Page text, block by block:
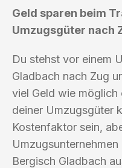
Geld sparen beim
Umzugsgüter nach
Du stehst vor einem
Gladbach nach Zug
viel Geld wie möglich
deiner Umzugsgüter
Kostenfaktor sein,
Bergisch Gladbach